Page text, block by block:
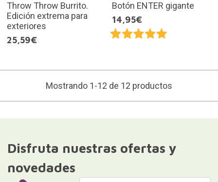
Throw Throw Burrito.
Edición extrema para
exteriores
25,59€
Botón ENTER gigante
14,95€
Mostrando 1-12 de 12 productos
Disfruta nuestras ofertas y
novedades